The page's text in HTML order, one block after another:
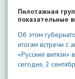
Пилотажная
показательные
Об этом
итогам встречи с
«Русские витязи»
сегодня, 2